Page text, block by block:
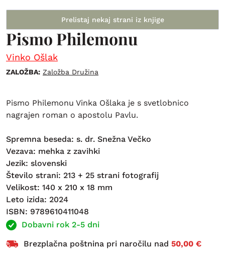
Prelistaj nekaj strani iz knjige
Pismo Philemonu
Vinko Ošlak
ZALOŽBA: Založba Družina
Pismo Philemonu Vinka Ošlaka je s svetlobnico
nagrajen roman o apostolu Pavlu.
Spremna beseda: s. dr. Snežna Večko
Vezava: mehka z zavihki
Jezik: slovenski
Število strani: 213 + 25 strani fotografij
Velikost: 140 x 210 x 18 mm
Leto izida: 2024
ISBN: 9789610411048
Dobavni rok 2-5 dni
Brezplačna poštnina pri naročilu nad 50,00 €